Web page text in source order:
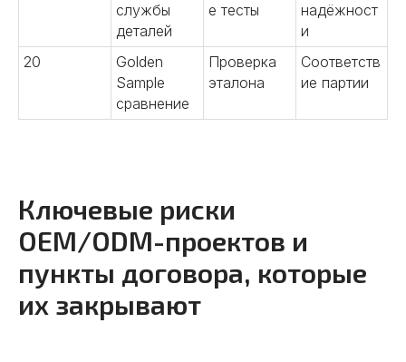
службы
деталей
е тесты
надёжност
и
20
Golden
Sample
сравнение
Проверка
эталона
Соответств
ие партии
Ключевые риски
OEM/ODM-проектов и
пункты договора, которые
их закрывают